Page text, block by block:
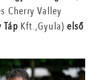
Cherry Valley
TápKft.,Gyula) első